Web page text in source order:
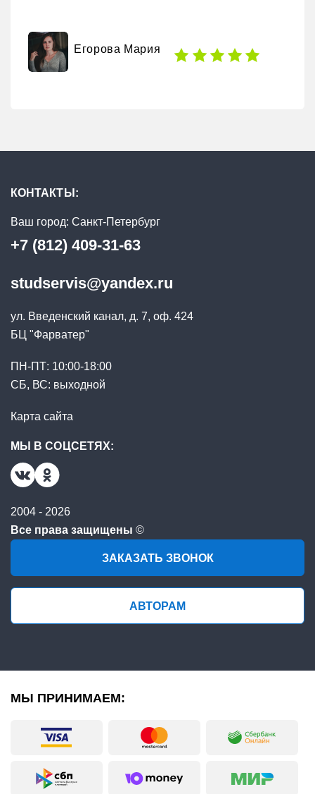
Егорова Мария
КОНТАКТЫ:
Ваш город: Санкт-Петербург
+7 (812) 409-31-63
studservis@yandex.ru
ул. Введенский канал, д. 7, оф. 424
БЦ "Фарватер"
ПН-ПТ: 10:00-18:00
СБ, ВС: выходной
Карта сайта
МЫ В СОЦСЕТЯХ:
2004 - 2026
Все права защищены ©
ЗАКАЗАТЬ ЗВОНОК
АВТОРАМ
МЫ ПРИНИМАЕМ: